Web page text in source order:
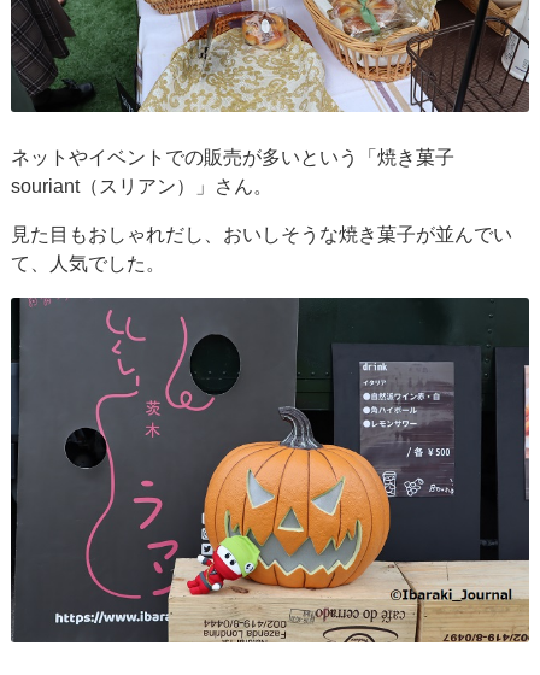
ネットやイベントでの販売が多いという「焼き菓子
souriant（スリアン）」さん。
見た目もおしゃれだし、おいしそうな焼き菓子が並んでい
て、人気でした。